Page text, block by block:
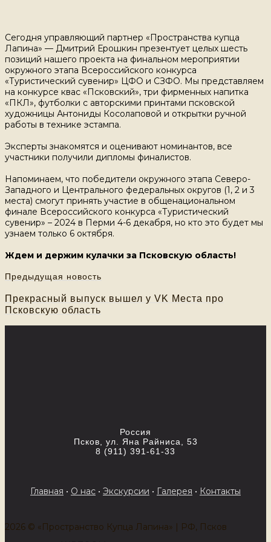
Сегодня управляющий партнер «Пространства купца
Лапина» — Дмитрий Ерошкин презентует целых шесть
позиций нашего проекта на финальном мероприятии
окружного этапа Всероссийского конкурса
«Туристический сувенир» ЦФО и СЗФО. Мы представляем
на конкурсе квас «Псковский», три фирменных напитка
«ПКЛ», футболки с авторскими принтами псковской
художницы Антониды Косолаповой и открытки ручной
работы в технике эстампа.
Эксперты знакомятся и оценивают номинантов, все
участники получили дипломы финалистов.
Напоминаем, что победители окружного этапа Северо-
Западного и Центрального федеральных округов (1, 2 и 3
места) смогут принять участие в общенациональном
финале Всероссийского конкурса «Туристический
сувенир» – 2024 в Перми 4-6 декабря, но кто это будет мы
узнаем только 6 октября.
Ждем и держим кулачки за Псковскую область!
Предыдущая новость
Прекрасный выпуск вышел у VK Места про
Псковскую область
Россия
Псков, ул. Яна Райниса, 53
8 (911) 391-61-33
Главная • О нас • Экскурсии • Галерея • Контакты
2026 © «Пространство Купца Лапина» | РФ, Псков